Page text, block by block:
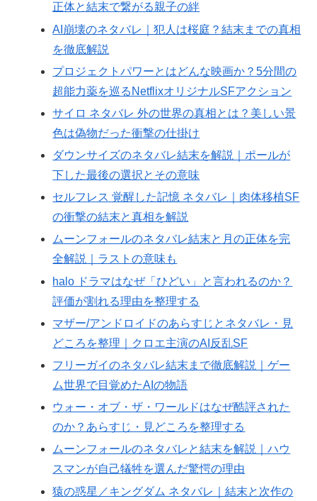
正体と結末で繋がる親子の絆
AI崩壊のネタバレ｜犯人は桜庭？結末までの真相
を徹底解説
プロジェクトパワーとはどんな映画か？5分間の
超能力薬を巡るNetflixオリジナルSFアクション
サイロ ネタバレ 外の世界の真相とは？美しい景
色は偽物だった衝撃の仕掛け
ダウンサイズのネタバレ結末を解説｜ポールが
下した最後の選択とその意味
セルフレス 覚醒した記憶 ネタバレ｜肉体移植SF
の衝撃の結末と真相を解説
ムーンフォールのネタバレ結末と月の正体を完
全解説｜ラストの意味も
halo ドラマはなぜ「ひどい」と言われるのか？
評価が割れる理由を整理する
マザー/アンドロイドのあらすじとネタバレ・見
どころを整理｜クロエ主演のAI反乱SF
フリーガイのネタバレ結末まで徹底解説｜ゲー
ム世界で目覚めたAIの物語
ウォー・オブ・ザ・ワールドはなぜ酷評された
のか？あらすじ・見どころを整理する
ムーンフォールのネタバレと結末を解説｜ハウ
スマンが自己犠牲を選んだ驚愕の理由
猿の惑星／キングダム ネタバレ｜結末と次作の